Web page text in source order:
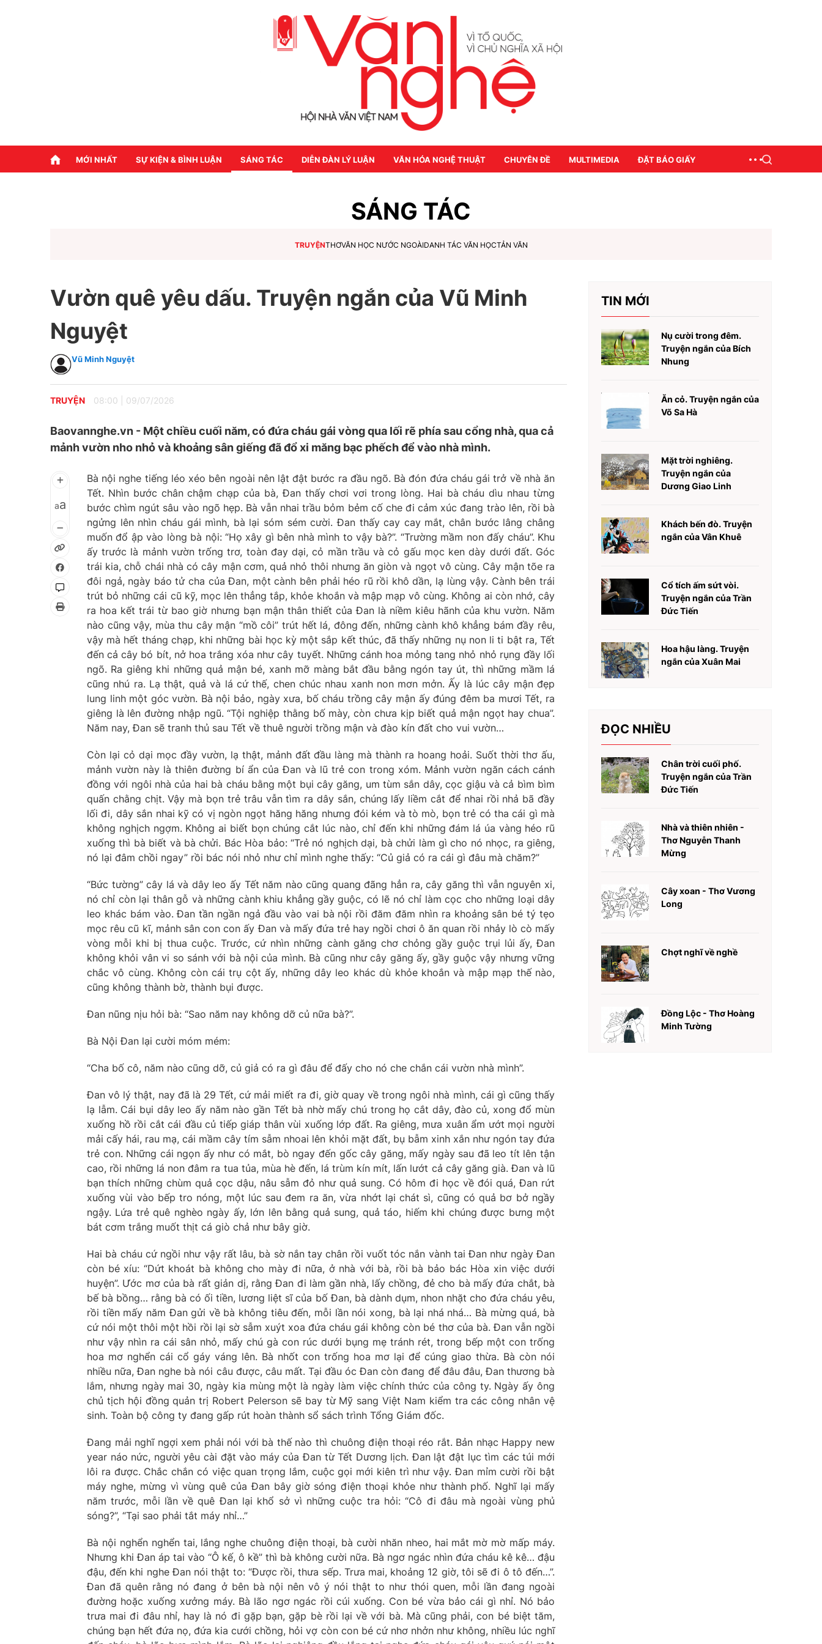
MỚI NHẤT SỰ KIỆN & BÌNH LUẬN SÁNG TÁC DIỄN ĐÀN LÝ LUẬN VĂN HÓA NGHỆ THUẬT CHUYÊN ĐỀ MULTIMEDIA ĐẶT BÁO GIẤY
SÁNG TÁC
TRUYỆNTHƠVĂN HỌC NƯỚC NGOÀIDANH TÁC VĂN HỌCTẢN VĂN
Vườn quê yêu dấu. Truyện ngắn của Vũ Minh
Nguyệt
Vũ Minh Nguyệt
TRUYỆN 08:00 09/07/2026
Baovannghe.vn - Một chiều cuối năm, có đứa cháu gái vòng qua lối rẽ phía sau cổng nhà, qua cả
mảnh vườn nho nhỏ và khoảng sân giếng đã đổ xi măng bạc phếch để vào nhà mình.
aa
Bà nội nghe tiếng léo xéo bên ngoài nên lật đật bước ra đầu ngõ. Bà đón đứa cháu gái trở về nhà ăn
Tết. Nhìn bước chân chậm chạp của bà, Đan thấy chơi vơi trong lòng. Hai bà cháu dìu nhau từng
bước chìm ngút sâu vào ngõ hẹp. Bà vẫn nhai trầu bỏm bẻm cố che đi cảm xúc đang trào lên, rồi bà
ngửng lên nhìn cháu gái mình, bà lại sóm sém cười. Đan thấy cay cay mắt, chân bước lâng châng
muốn đổ ập vào lòng bà nội: “Họ xây gì bên nhà mình to vậy bà?”. “Trường mầm non đấy cháu”. Khu
ấy trước là mảnh vườn trống trơ, toàn đay dại, cỏ mần trầu và cỏ gấu mọc ken dày dưới đất. Góc
trái kia, chỗ chái nhà có cây mận cơm, quả nhỏ thôi nhưng ăn giòn và ngọt vô cùng. Cây mận tõe ra
đôi ngả, ngày báo tử cha của Đan, một cành bên phải héo rũ rồi khô dần, lạ lùng vậy. Cành bên trái
trút bỏ những cái cũ kỹ, mọc lên thẳng tắp, khỏe khoắn và mập mạp vô cùng. Không ai còn nhớ, cây
ra hoa kết trái từ bao giờ nhưng bạn mận thân thiết của Đan là niềm kiêu hãnh của khu vườn. Năm
nào cũng vậy, mùa thu cây mận “mồ côi” trút hết lá, đông đến, những cành khô khẳng bám đầy rêu,
vậy mà hết tháng chạp, khi những bài học kỳ một sắp kết thúc, đã thấy những nụ non li ti bật ra, Tết
đến cả cây bó bít, nở hoa trắng xóa như cây tuyết. Những cánh hoa mỏng tang nhỏ nhỏ rụng đầy lối
ngõ. Ra giêng khi những quả mận bé, xanh mỡ màng bắt đầu bằng ngón tay út, thì những mầm lá
cũng nhú ra. Lạ thật, quả và lá cứ thế, chen chúc nhau xanh non mơn mởn. Ấy là lúc cây mận đẹp
lung linh một góc vườn. Bà nội bảo, ngày xưa, bố cháu trồng cây mận ấy đúng đêm ba mươi Tết, ra
giêng là lên đường nhập ngũ. “Tội nghiệp thằng bố mày, còn chưa kịp biết quả mận ngọt hay chua”.
Năm nay, Đan sẽ tranh thủ sau Tết về thuê người trồng mận và đào kín đất cho vui vườn…
Còn lại cỏ dại mọc đầy vườn, lạ thật, mảnh đất đầu làng mà thành ra hoang hoải. Suốt thời thơ ấu,
mảnh vườn này là thiên đường bí ẩn của Đan và lũ trẻ con trong xóm. Mảnh vườn ngăn cách cánh
đồng với ngôi nhà của hai bà cháu bằng một bụi cây găng, um tùm sắn dây, cọc giậu và cả bìm bìm
quấn chằng chịt. Vậy mà bọn trẻ trâu vẫn tìm ra dây sắn, chúng lấy liềm cắt để nhai rồi nhả bã đầy
lối đi, dây sắn nhai kỹ có vị ngòn ngọt hăng hăng nhưng đói kém và tò mò, bọn trẻ có tha cái gì mà
không nghịch ngợm. Không ai biết bọn chúng cắt lúc nào, chỉ đến khi những đám lá úa vàng héo rũ
xuống thì bà biết và bà chửi. Bác Hòa bảo: “Trẻ nó nghịch dại, bà chửi làm gì cho nó nhọc, ra giêng,
nó lại đâm chồi ngay” rồi bác nói nhỏ như chỉ mình nghe thấy: “Củ giả có ra cái gì đâu mà chăm?”
“Bức tường” cây lá và dây leo ấy Tết năm nào cũng quang đãng hẳn ra, cây găng thì vẫn nguyên xi,
nó chỉ còn lại thân gỗ và những cành khiu khẳng gầy guộc, có lẽ nó chỉ làm cọc cho những loại dây
leo khác bám vào. Đan tần ngần ngả đầu vào vai bà nội rồi đăm đăm nhìn ra khoảng sân bé tý tẹo
mọc rêu cũ kĩ, mảnh sân con con ấy Đan và mấy đứa trẻ hay ngồi chơi ô ăn quan rồi nhảy lò cò mấy
vòng mỗi khi bị thua cuộc. Trước, cứ nhìn những cành găng chơ chỏng gầy guộc trụi lủi ấy, Đan
không khỏi vân vi so sánh với bà nội của mình. Bà cũng như cây găng ấy, gầy guộc vậy nhưng vững
chắc vô cùng. Không còn cái trụ cột ấy, những dây leo khác dù khỏe khoắn và mập mạp thế nào,
cũng không thành bờ, thành bụi được.
Đan nũng nịu hỏi bà: “Sao năm nay không dỡ củ nữa bà?”.
Bà Nội Đan lại cười móm mém:
“Cha bố cô, năm nào cũng dỡ, củ giả có ra gì đâu để đấy cho nó che chắn cái vườn nhà mình”.
Đan vô lý thật, nay đã là 29 Tết, cứ mải miết ra đi, giờ quay về trong ngôi nhà mình, cái gì cũng thấy
lạ lẫm. Cái bụi dây leo ấy năm nào gần Tết bà nhờ mấy chú trong họ cắt dây, đào củ, xong đổ mùn
xuống hồ rồi cắt cái đầu củ tiếp giáp thân vùi xuống lớp đất. Ra giêng, mưa xuân ẩm ướt mọi người
mải cấy hái, rau mạ, cái mầm cây tím sẫm nhoai lên khỏi mặt đất, bụ bẫm xinh xắn như ngón tay đứa
trẻ con. Những cái ngọn ấy như có mắt, bò ngay đến gốc cây găng, mấy ngày sau đã leo tít lên tận
cao, rồi những lá non đâm ra tua tủa, mùa hè đến, lá trùm kín mít, lấn lướt cả cây găng già. Đan và lũ
bạn thích những chùm quả cọc dậu, nâu sẫm đỏ như quả sung. Có hôm đi học về đói quá, Đan rứt
xuống vùi vào bếp tro nóng, một lúc sau đem ra ăn, vừa nhớt lại chát sì, cũng có quả bơ bở ngầy
ngậy. Lứa trẻ quê nghèo ngày ấy, lớn lên bằng quả sung, quả táo, hiếm khi chúng được bưng một
bát cơm trắng muốt thịt cá giò chả như bây giờ.
Hai bà cháu cứ ngồi như vậy rất lâu, bà sờ nắn tay chân rồi vuốt tóc nắn vành tai Đan như ngày Đan
còn bé xíu: “Dứt khoát bà không cho mày đi nữa, ở nhà với bà, rồi bà bảo bác Hòa xin việc dưới
huyện”. Ước mơ của bà rất giản dị, rằng Đan đi làm gần nhà, lấy chồng, đẻ cho bà mấy đứa chắt, bà
bế bà bồng… rằng bà có ối tiền, lương liệt sĩ của bố Đan, bà dành dụm, nhon nhặt cho đứa cháu yêu,
rồi tiền mấy năm Đan gửi về bà không tiêu đến, mỗi lần nói xong, bà lại nhá nhá… Bà mừng quá, bà
cứ nói một thôi một hồi rồi lại sờ sẫm xuýt xoa đứa cháu gái không còn bé thơ của bà. Đan vẫn ngồi
như vậy nhìn ra cái sân nhỏ, mấy chú gà con rúc dưới bụng mẹ tránh rét, trong bếp một con trống
hoa mơ nghển cái cổ gáy váng lên. Bà nhốt con trống hoa mơ lại để cúng giao thừa. Bà còn nói
nhiều nữa, Đan nghe bà nói câu được, câu mất. Tại đầu óc Đan còn đang để đâu đâu, Đan thương bà
lắm, nhưng ngày mai 30, ngày kia mùng một là ngày làm việc chính thức của công ty. Ngày ấy ông
chủ tịch hội đồng quản trị Robert Pelerson sẽ bay từ Mỹ sang Việt Nam kiểm tra các công nhân vệ
sinh. Toàn bộ công ty đang gấp rút hoàn thành sổ sách trình Tổng Giám đốc.
Đang mải nghĩ ngợi xem phải nói với bà thế nào thì chuông điện thoại réo rắt. Bản nhạc Happy new
year náo nức, người yêu cài đặt vào máy của Đan từ Tết Dương lịch. Đan lật đật lục tìm các túi mới
lôi ra được. Chắc chắn có việc quan trọng lắm, cuộc gọi mới kiên trì như vậy. Đan mỉm cười rồi bật
máy nghe, mừng vì vùng quê của Đan bây giờ sóng điện thoại khỏe như thành phố. Nghĩ lại mấy
năm trước, mỗi lần về quê Đan lại khổ sở vì những cuộc tra hỏi: “Cô đi đâu mà ngoài vùng phủ
sóng?”, “Tại sao phải tắt máy nhỉ…”
Bà nội nghển nghển tai, lắng nghe chuông điện thoại, bà cười nhăn nheo, hai mắt mờ mờ mấp máy.
Nhưng khi Đan áp tai vào “Ô kế, ô kề” thì bà không cười nữa. Bà ngơ ngác nhìn đứa cháu kê kê… đậu
đậu, đến khi nghe Đan nói thật to: “Được rồi, thưa sếp. Trưa mai, khoảng 12 giờ, tôi sẽ đi ô tô đến…”.
Đan đã quên rằng nó đang ở bên bà nội nên vô ý nói thật to như thói quen, mỗi lần đang ngoài
đường hoặc xuống xưởng máy. Bà lão ngơ ngác rồi cúi xuống. Con bé vừa bảo cái gì nhỉ. Nó bảo
trưa mai đi đâu nhỉ, hay là nó đi gặp bạn, gặp bè rồi lại về với bà. Mà cũng phải, con bé biệt tăm,
chúng bạn hết đứa nọ, đứa kia cưới chồng, hỏi vợ còn con bé cứ nhơ nhởn như không, nhiều lúc nghĩ
TIN MỚI
Nụ cười trong đêm.
Truyện ngắn của Bích
Nhung
Ăn cỏ. Truyện ngắn của
Võ Sa Hà
Mặt trời nghiêng.
Truyện ngắn của
Dương Giao Linh
Khách bến đò. Truyện
ngắn của Vân Khuê
Cổ tích ấm sứt vòi.
Truyện ngắn của Trần
Đức Tiến
Hoa hậu làng. Truyện
ngắn của Xuân Mai
ĐỌC NHIỀU
Chân trời cuối phố.
Truyện ngắn của Trần
Đức Tiến
Nhà và thiên nhiên -
Thơ Nguyễn Thanh
Mừng
Cây xoan - Thơ Vương
Long
Chợt nghĩ về nghề
Đồng Lộc - Thơ Hoàng
Minh Tường